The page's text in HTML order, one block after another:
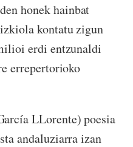
honek hainbat
kontatu zigun
erdi entzunaldi
errepertorioko
LLorente) poesia
andaluziarra izan